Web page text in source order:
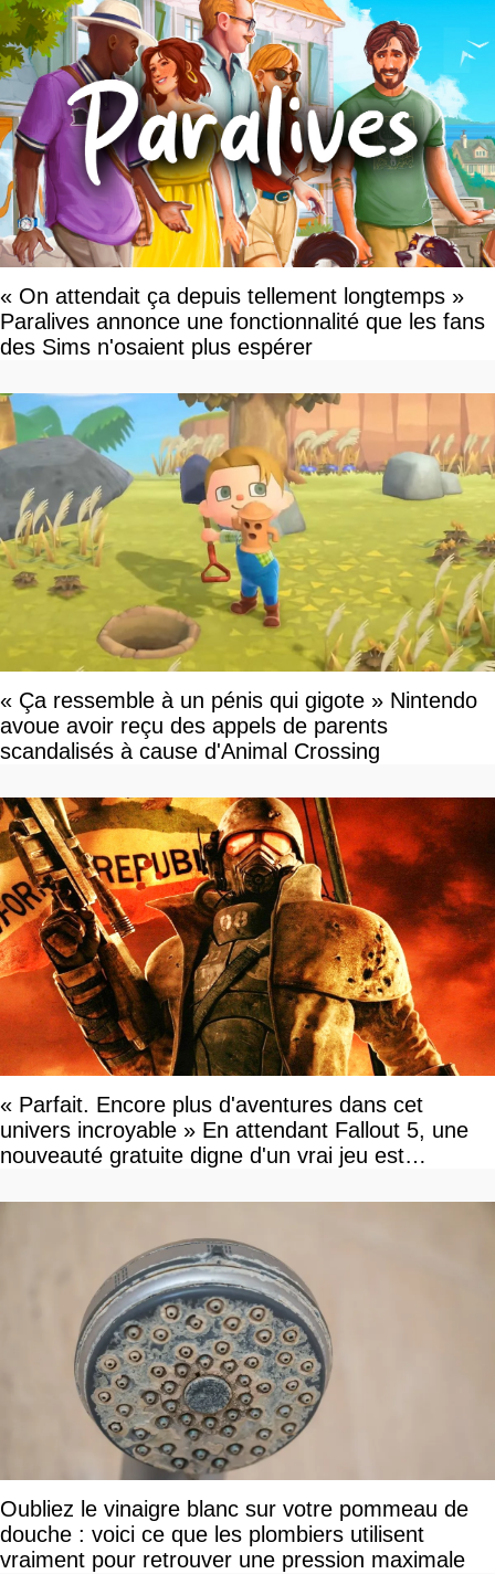
« On attendait ça depuis tellement longtemps »
Paralives annonce une fonctionnalité que les fans
des Sims n'osaient plus espérer
« Ça ressemble à un pénis qui gigote » Nintendo
avoue avoir reçu des appels de parents
scandalisés à cause d'Animal Crossing
« Parfait. Encore plus d'aventures dans cet
univers incroyable » En attendant Fallout 5, une
nouveauté gratuite digne d'un vrai jeu est
Oubliez le vinaigre blanc sur votre pommeau de
douche : voici ce que les plombiers utilisent
vraiment pour retrouver une pression maximale